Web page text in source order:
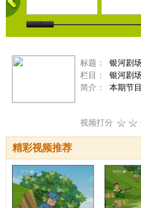
标题：
银河剧
栏目：
银河剧场
简介：
本期节
视频打分
精彩视频推荐